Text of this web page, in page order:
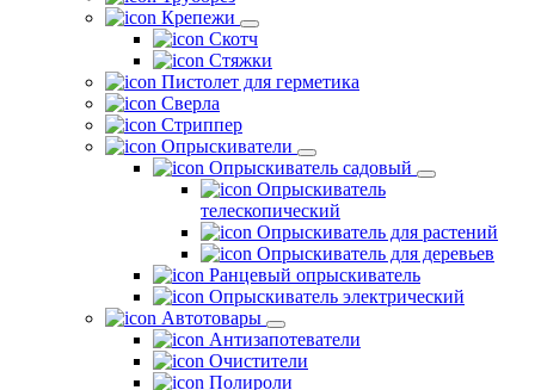
Крепежи
Скотч
Стяжки
Пистолет для герметика
Сверла
Стриппер
Опрыскиватели
Опрыскиватель садовый
Опрыскиватель
телескопический
Опрыскиватель для растений
Опрыскиватель для деревьев
Ранцевый опрыскиватель
Опрыскиватель электрический
Автотовары
Антизапотеватели
Очистители
Полироли